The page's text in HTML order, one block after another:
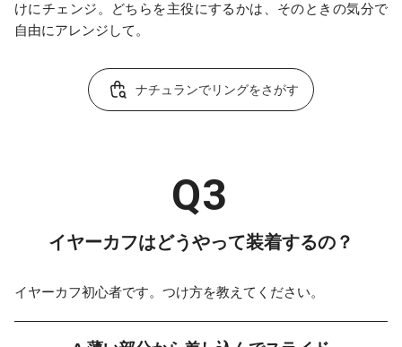
けにチェンジ。どちらを主役にするかは、そのときの気分で
自由にアレンジして。
ナチュランでリングをさがす
イヤーカフはどうやって装着するの？
イヤーカフ初心者です。つけ方を教えてください。